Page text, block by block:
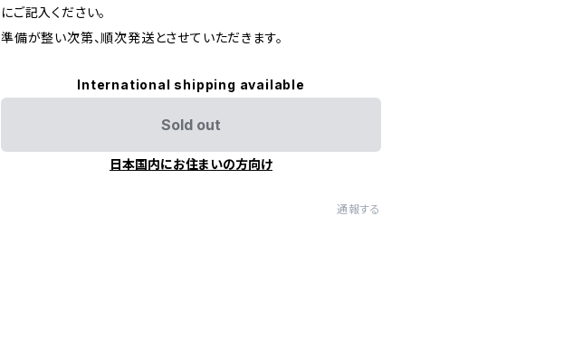
にご記入ください。
準備が整い次第、順次発送とさせていただきます。
International shipping available
Sold out
日本国内にお住まいの方向け
通報する